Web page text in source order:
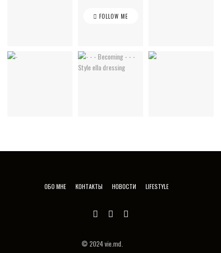
FOLLOW ME
ОБО МНЕ КОНТАКТЫ НОВОСТИ LIFESTYLE
© 2024 vie.md.